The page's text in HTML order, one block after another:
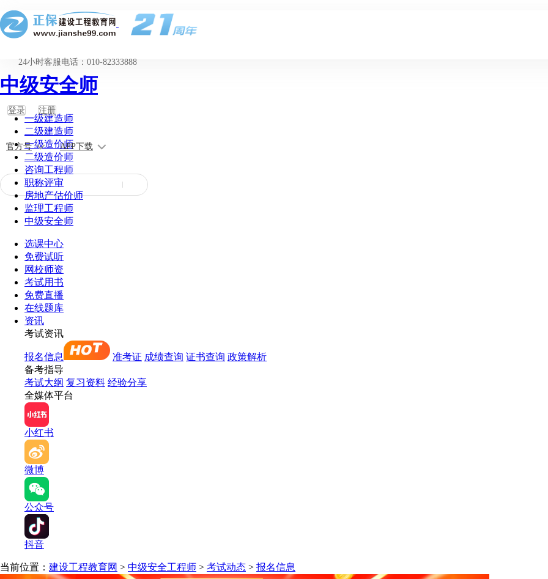
24小时客服电话：010-82333888
登录 注册
官方号 APP下载
中级安全师
一级建造师
二级建造师
一级造价师
二级造价师
咨询工程师
职称评审
房地产估价师
监理工程师
中级安全师
选课中心
免费试听
网校师资
考试用书
免费直播
在线题库
资讯
考试资讯
报名信息 准考证 成绩查询 证书查询 政策解析
备考指导
考试大纲 复习资料 经验分享
全媒体平台
小红书
微博
公众号
抖音
当前位置： 建设工程教育网 > 中级安全工程师 > 考试动态 > 报名信息